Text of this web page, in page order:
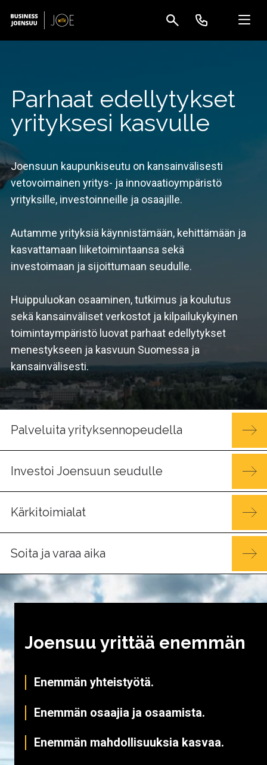
Parhaat edellytykset
yrityksesi kasvulle
Joensuun kaupunkiseutu on kansainvälisesti
vetovoimainen yritys- ja innovaatioympäristö
yrityksille, investoinneille ja osaajille.
Autamme yrityksiä käynnistämään, kehittämään ja
kasvattamaan liiketoimintaansa sekä
investoimaan ja sijoittumaan seudulle.
Huippuluokan osaaminen, tutkimus ja koulutus
sekä kansainväliset verkostot ja kilpailu­kykyinen
toimintaympäristö luovat parhaat edellytykset
menestykseen ja kasvuun Suomessa ja
kansainvälisesti.
Palveluita yrityksennopeudella
Investoi Joensuun seudulle
Kärkitoimialat
Soita ja varaa aika
Joensuu yrittää enemmän
Enemmän yhteistyötä.
Enemmän osaajia ja osaamista.
Enemmän mahdollisuuksia kasvaa.